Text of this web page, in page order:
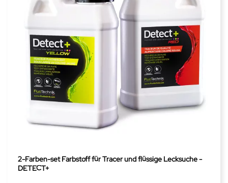
2-Farben-set Farbstoff für Tracer und flüssige Lecksuche -
DETECT+